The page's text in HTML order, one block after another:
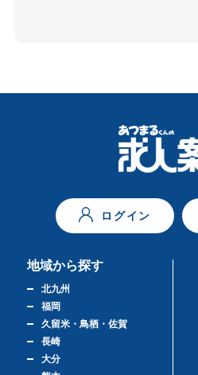
ログイン
地域から探す
北九州
福岡
久留米・鳥栖・佐賀
長崎
大分